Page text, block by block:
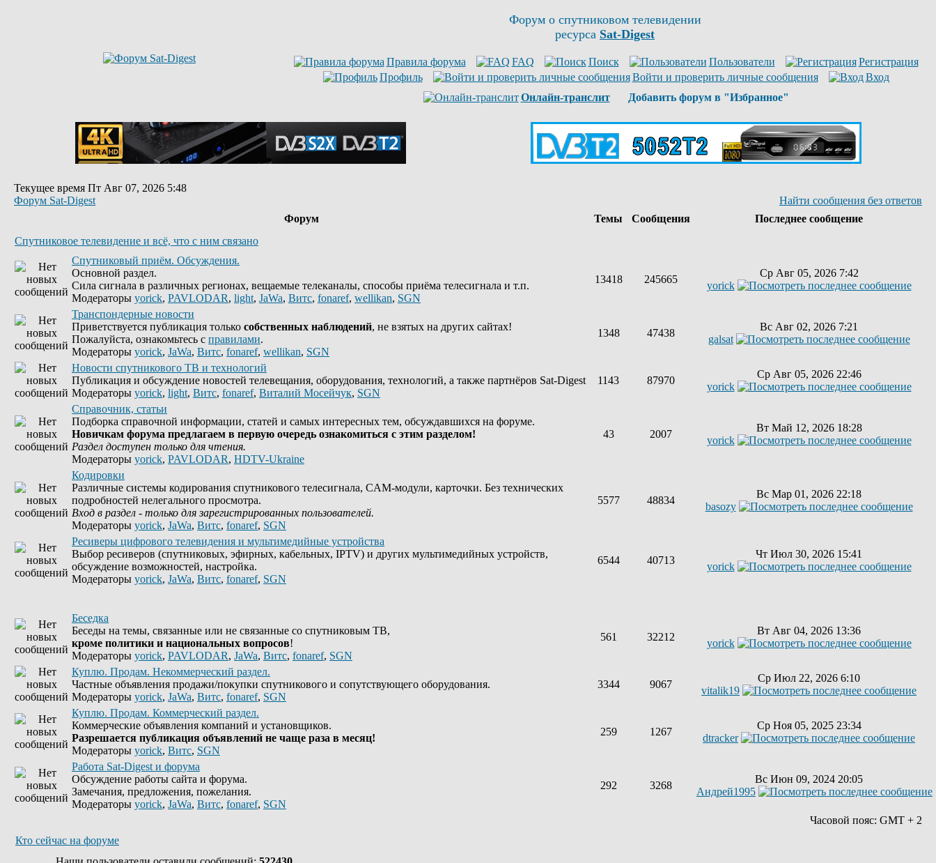
Форум о спутниковом телевидении
ресурса Sat-Digest
Правила форума FAQ Поиск Пользователи
Регистрация
Профиль
Войти и проверить личные сообщения
Вход
Онлайн-транслит
Добавить форум в "Избранное"
Текущее время Пт Авг 07, 2026 5:48
Форум Sat-Digest
Найти сообщения без ответов
Форум
Темы Сообщения
Последнее сообщение
Спутниковое телевидение и всё, что с ним связано
Спутниковый приём. Обсуждения.
Основной раздел.
Сила сигнала в различных регионах, вещаемые телеканалы, способы приёма телесигнала и т.п.
Модераторы yorick, PAVLODAR, light, JaWa, Витс, fonaref, wellikan, SGN
13418 245665
Ср Авг 05, 2026 7:42
yorick
Транспондерные новости
Приветствуется публикация только собственных наблюдений, не взятых на других сайтах!
Пожалуйста, ознакомьтесь с правилами.
Модераторы yorick, JaWa, Витс, fonaref, wellikan, SGN
1348 47438
Вс Авг 02, 2026 7:21
galsat
Новости спутникового ТВ и технологий
Публикация и обсуждение новостей телевещания, оборудования, технологий, а также партнёров Sat-Digest
Модераторы yorick, light, Витс, fonaref, Виталий Мосейчук, SGN
1143 87970
Ср Авг 05, 2026 22:46
yorick
Справочник, статьи
Подборка справочной информации, статей и самых интересных тем, обсуждавшихся на форуме.
Новичкам форума предлагаем в первую очередь ознакомиться с этим разделом!
Раздел доступен только для чтения.
Модераторы yorick, PAVLODAR, HDTV-Ukraine
43 2007
Вт Май 12, 2026 18:28
yorick
Кодировки
Различные системы кодирования спутникового телесигнала, CAM-модули, карточки. Без технических
подробностей нелегального просмотра.
Вход в раздел - только для зарегистрированных пользователей.
Модераторы yorick, JaWa, Витс, fonaref, SGN
5577 48834
Вс Мар 01, 2026 22:18
basozy
Ресиверы цифрового телевидения и мультимедийные устройства
Выбор ресиверов (спутниковых, эфирных, кабельных, IPTV) и других мультимедийных устройств,
обсуждение возможностей, настройка.
Модераторы yorick, JaWa, Витс, fonaref, SGN
6544 40713
Чт Июл 30, 2026 15:41
yorick
Беседка
Беседы на темы, связанные или не связанные со спутниковым ТВ,
кроме политики и национальных вопросов!
Модераторы yorick, PAVLODAR, JaWa, Витс, fonaref, SGN
561 32212
Вт Авг 04, 2026 13:36
yorick
Куплю. Продам. Некоммерческий раздел.
Частные объявления продажи/покупки спутникового и сопутствующего оборудования.
Модераторы yorick, JaWa, Витс, fonaref, SGN
3344 9067
Ср Июл 22, 2026 6:10
vitalik19
Куплю. Продам. Коммерческий раздел.
Коммерческие объявления компаний и установщиков.
Разрешается публикация объявлений не чаще раза в месяц!
Модераторы yorick, Витс, SGN
259 1267
Ср Ноя 05, 2025 23:34
dtracker
Работа Sat-Digest и форума
Обсуждение работы сайта и форума.
Замечания, предложения, пожелания.
Модераторы yorick, JaWa, Витс, fonaref, SGN
292 3268
Вс Июн 09, 2024 20:05
Андрей1995
Часовой пояс: GMT + 2
Кто сейчас на форуме